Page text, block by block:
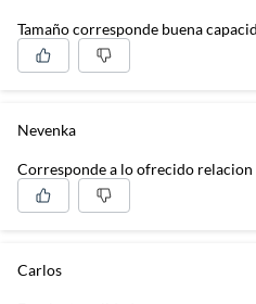
Tamaño corresponde buena
Nevenka
Corresponde a lo ofrecido
Carlos